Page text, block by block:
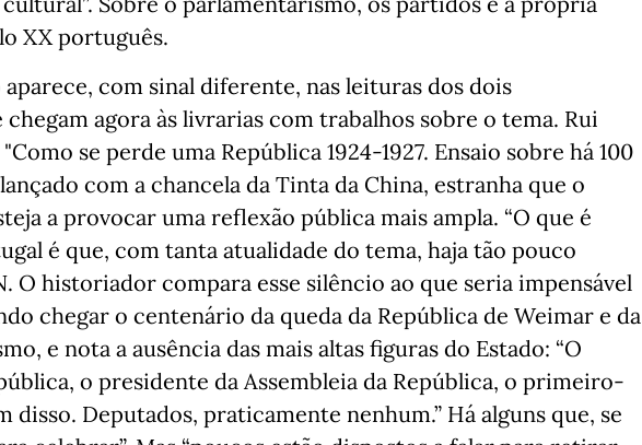
XX português.
aparece, com sinal diferente, nas leituras dos dois
agora às livrarias com trabalhos sobre o tema. Rui
se perde uma República 1924-1927. Ensaio sobre há 100
com a chancela da Tinta da China, estranha que o
a provocar uma reflexão pública mais ampla. “O que é
é que, com tanta atualidade do tema, haja tão pouco
O historiador compara esse silêncio ao que seria impensável
chegar o centenário da queda da República de Weimar e da
e nota a ausência das mais altas figuras do Estado: “O
o presidente da Assembleia da República, o primeiro-
disso. Deputados, praticamente nenhum.” Há alguns que, se